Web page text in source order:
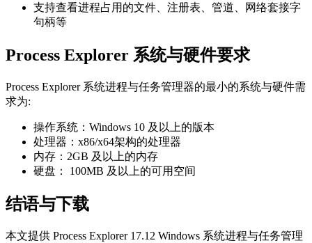
支持查看进程占用的文件、注册表、管道、网络套接字
句柄等
Process Explorer 系统与硬件要求
Process Explorer 系统进程与任务管理器的最小的系统与硬件需
求为:
操作系统：Windows 10 及以上的版本
处理器：x86/x64架构的处理器
内存：2GB 及以上的内存
硬盘： 100MB 及以上的可用空间
结语与下载
本文提供 Process Explorer 17.12 Windows 系统进程与任务管理